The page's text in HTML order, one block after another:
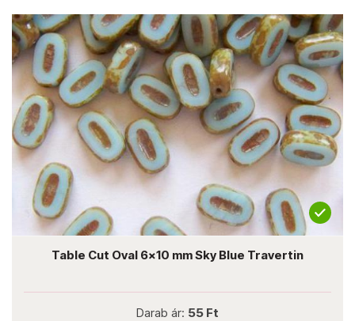
Table Cut Oval 6x10 mm Sky Blue Travertin
Darab ár: 55 Ft